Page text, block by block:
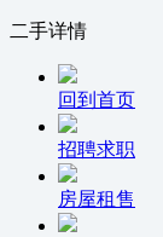
二手详情
回到首页
招聘求职
房屋租售